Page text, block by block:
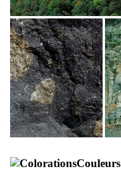
Couleurs